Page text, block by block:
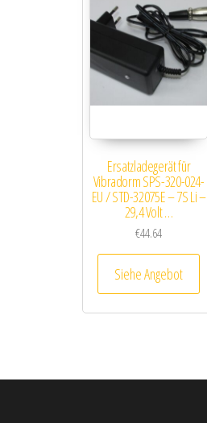
Ersatzladegerät für
Vibradorm SPS-320-024-
EU / STD-32075E – 7S Li –
29,4 Volt …
€44.64
Siehe Angebot